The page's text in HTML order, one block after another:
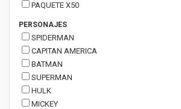
PAQUETE X50
PERSONAJES
SPIDERMAN
CAPITAN AMERICA
BATMAN
SUPERMAN
HULK
MICKEY